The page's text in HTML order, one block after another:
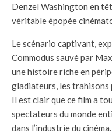
Denzel Washington en
véritable épopée
Le scénario captivant,
Commodus sauvé par
une histoire riche en
gladiateurs, les trahisons
Il est clair que ce film a
spectateurs du monde
dans l’industrie du cinéma.